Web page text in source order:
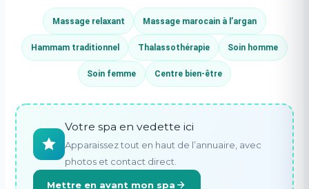
Massage relaxant Massage marocain à l’argan
Hammam traditionnel Thalassothérapie Soin homme
Soin femme Centre bien-être
Votre spa en vedette ici
Apparaissez tout en haut de l’annuaire, avec
photos et contact direct.
Mettre en avant mon spa